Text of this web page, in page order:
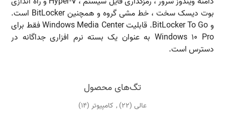
بوت دیسک سخت ، خط مشی گروه و همچنین BitLocker است.
و BitLocker To Go. قابلیت Windows Media Center فقط برای
Windows 10 Pro به عنوان یک بسته نرم افزاری جداگانه در
دسترس است.
تگ‌های محصول
عالی (22)
, کامپیوتر (14)